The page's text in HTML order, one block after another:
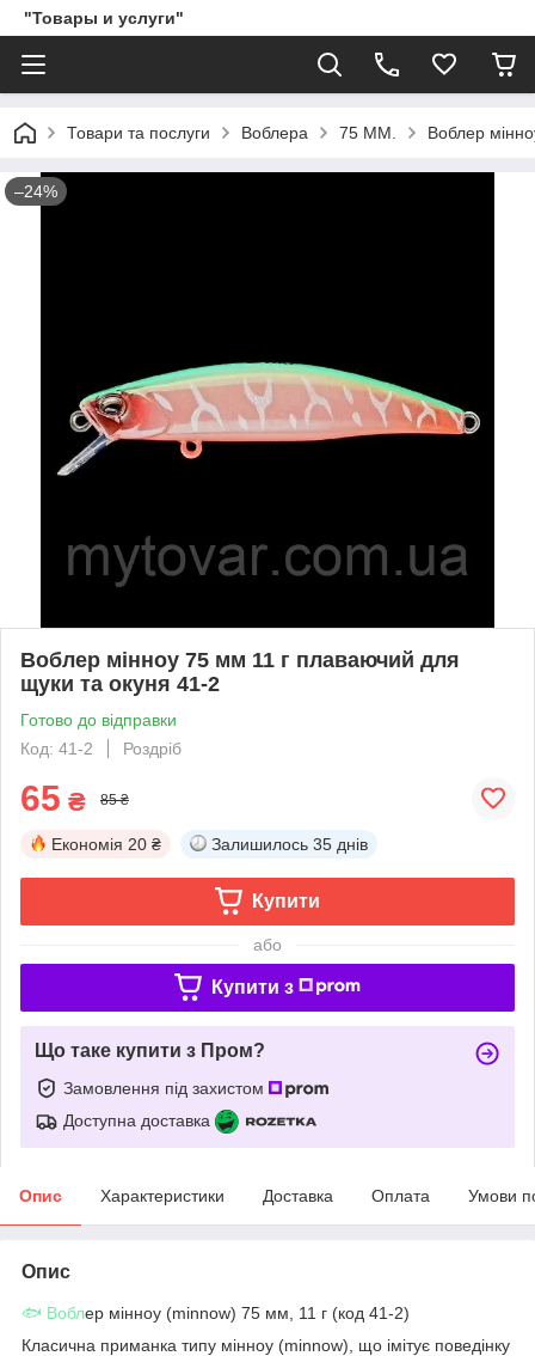
"Товары и услуги"
Товари та послуги Воблера 75 ММ. Воблер
–24%
Воблер мінноу 75 мм 11 г плаваючий для
щуки та окуня 41-2
Готово до відправки
Код: 41-2
Роздріб
65 ₴ 85 ₴
Економія 20 ₴ Залишилось 35 днів
Купити
або
Купити з
Що таке купити з Пром?
Замовлення під захистом
Доступна доставка
Опис Характеристики Доставка Оплата Умови
Опис
🐟 Воблер мінноу (minnow) 75 мм, 11 г (код 41-2)
Класична приманка типу мінноу (minnow), що імітує поведінку